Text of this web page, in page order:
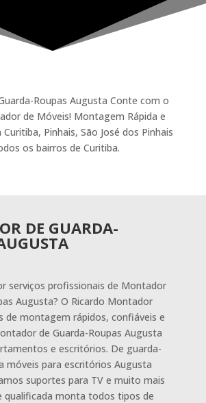
Roupas Augusta Conte com o
de Móveis! Montagem Rápida e
Pinhais, São José dos Pinhais
os bairros de Curitiba.
DE GUARDA-
serviços profissionais de Montador
Augusta? O Ricardo Montador
de montagem rápidos, confiáveis e
de Guarda-Roupas Augusta
e escritórios. De guarda-
móveis para escritórios Augusta
suportes para TV e muito mais
qualificada monta todos tipos de